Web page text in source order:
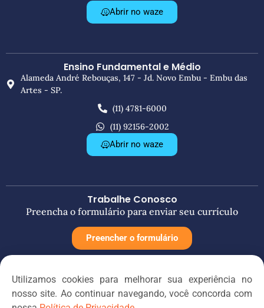
Abrir no waze
Ensino Fundamental e Médio
Alameda André Rebouças, 147 - Jd. Novo Embu - Embu das
Artes - SP.
(11) 4781-6000
(11) 92156-2002
Abrir no waze
Trabalhe Conosco
Preencha o formulário para enviar seu currículo
Preencher o formulário
Redes Sociais
Utilizamos cookies para melhorar sua experiência no
nosso site. Ao continuar navegando, você concorda com